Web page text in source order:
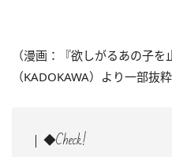
（漫画：『欲しがるあの子
（KADOKAWA）より一部抜
◆Check!